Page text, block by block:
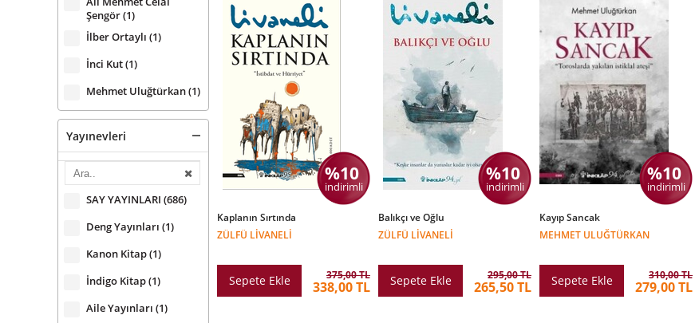
Şengör(1)
İlber Ortaylı (1)
İnci Kut(1)
Mehmet Uluğtürkan(1)
Noam Chomsky(2)
Zbigniew Brzezinski(1)
Yayınevleri
SAY YAYINLARI (686)
Deng Yayınları (1)
Kanon Kitap(1)
İndigo Kitap(1)
Aile Yayınları (1)
%10
indirimli
Kaplanın Sırtında
ZÜLFÜ LIVANELI
Sepete Ekle 375,00 TL
338,00 TL
%10
indirimli
Balıkçı ve Oğlu
ZÜLFÜ LIVANELI
Sepete Ekle 295,00 TL
265,50 TL
%10
indirimli
Kayıp Sancak
MEHMET ULUĞTÜRKAN
Sepete Ekle 310,00 TL
279,00 TL